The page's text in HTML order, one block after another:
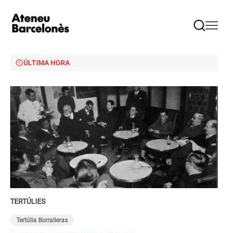
ÚLTIMA HORA
TERTÚLIES
Tertúlia Borralleras